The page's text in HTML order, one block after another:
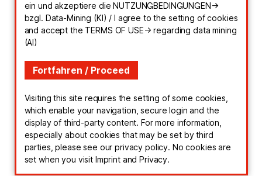
ein und akzeptiere dieNUTZUNGBEDINGUNGEN->
bzgl. Data-Mining (KI) / I agree to the setting of cookies
and accept the TERMS OF USE-> regarding data mining
(AI)
Visiting this site requires the setting of some cookies,
which enable your navigation, secure login and the
display of third-party content. For more information,
especially about cookies that may be set by third
parties, please see our privacy policy. No cookies are
set when you visit Imprint and Privacy.